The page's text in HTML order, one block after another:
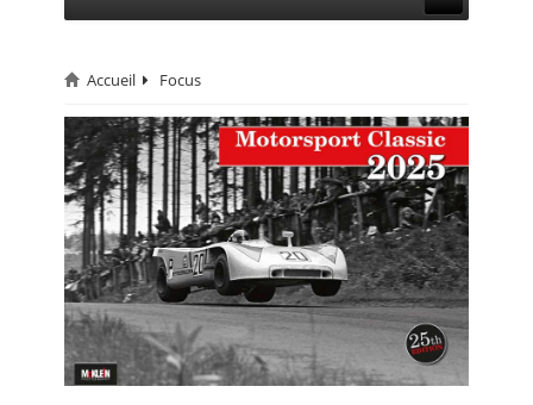
CIRCUIT
RALLYE
MONTAGNE
EVÈNEMENTS
CALENDRIER
FOCUS
Accueil Focus